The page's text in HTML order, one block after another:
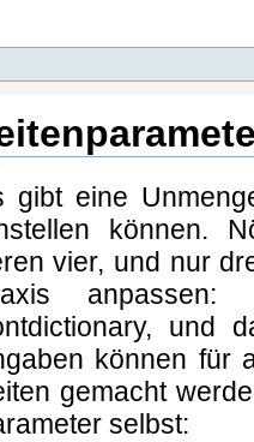
gibt eine
können.
vier, und nur
anpassen:
und
können für
gemacht
selbst: